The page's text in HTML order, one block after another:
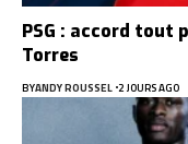
PSG : accord tout
Torres
BYANDY ROUSSEL 2 JOURS AGO